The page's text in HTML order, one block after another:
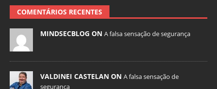
COMENTÁRIOS RECENTES
MINDSECBLOG ON A falsa sensação de segurança
VALDINEI CASTELAN ON A falsa sensação de
segurança